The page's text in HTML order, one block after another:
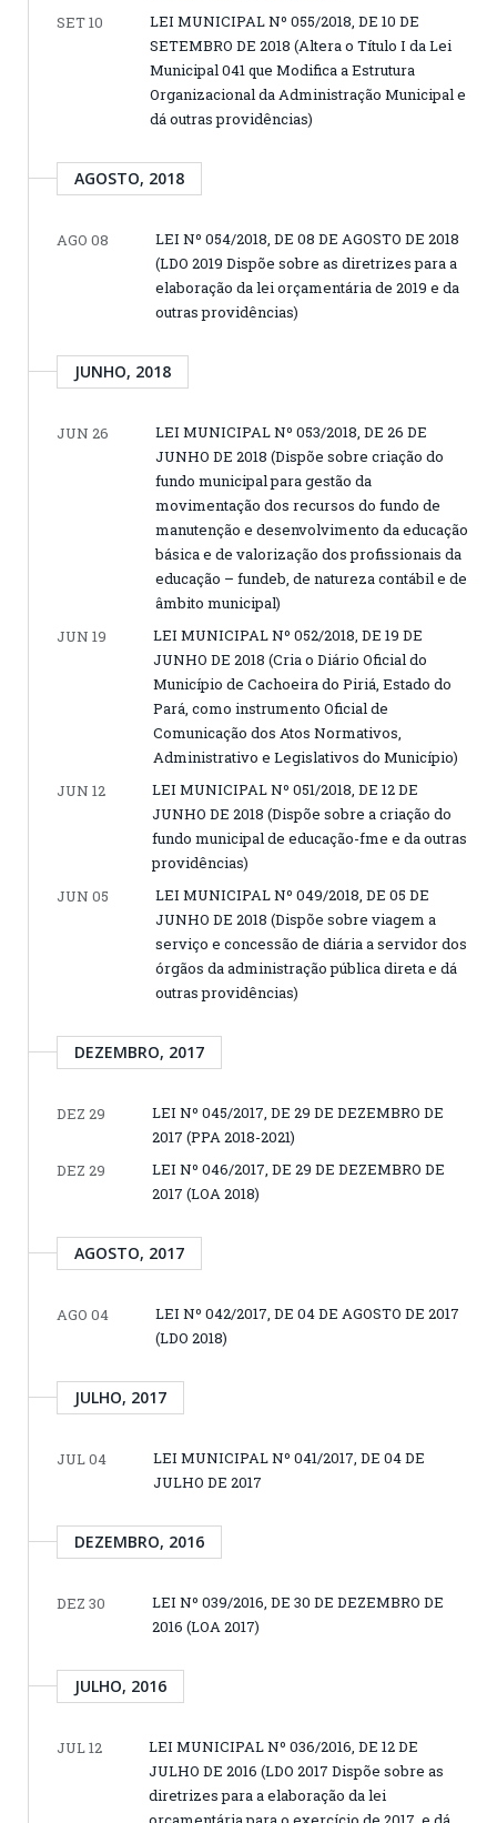
SET 10
LEI MUNICIPAL Nº 055/2018, DE 10 DE
SETEMBRO DE 2018 (Altera o Título I da Lei
Municipal 041 que Modifica a Estrutura
Organizacional da Administração Municipal e
dá outras providências)
AGOSTO, 2018
AGO 08
LEI Nº 054/2018, DE 08 DE AGOSTO DE 2018
(LDO 2019 Dispõe sobre as diretrizes para a
elaboração da lei orçamentária de 2019 e da
outras providências)
JUNHO, 2018
JUN 26
LEI MUNICIPAL Nº 053/2018, DE 26 DE
JUNHO DE 2018 (Dispõe sobre criação do
fundo municipal para gestão da
movimentação dos recursos do fundo de
manutenção e desenvolvimento da educação
básica e de valorização dos profissionais da
educação – fundeb, de natureza contábil e de
âmbito municipal)
JUN 19
LEI MUNICIPAL Nº 052/2018, DE 19 DE
JUNHO DE 2018 (Cria o Diário Oficial do
Município de Cachoeira do Piriá, Estado do
Pará, como instrumento Oficial de
Comunicação dos Atos Normativos,
Administrativo e Legislativos do Município)
JUN 12
LEI MUNICIPAL Nº 051/2018, DE 12 DE
JUNHO DE 2018 (Dispõe sobre a criação do
fundo municipal de educação-fme e da outras
providências)
JUN 05
LEI MUNICIPAL Nº 049/2018, DE 05 DE
JUNHO DE 2018 (Dispõe sobre viagem a
serviço e concessão de diária a servidor dos
órgãos da administração pública direta e dá
outras providências)
DEZEMBRO, 2017
DEZ 29
LEI Nº 045/2017, DE 29 DE DEZEMBRO DE
2017 (PPA 2018-2021)
DEZ 29
LEI Nº 046/2017, DE 29 DE DEZEMBRO DE
2017 (LOA 2018)
AGOSTO, 2017
AGO 04
LEI Nº 042/2017, DE 04 DE AGOSTO DE 2017
(LDO 2018)
JULHO, 2017
JUL 04
LEI MUNICIPAL Nº 041/2017, DE 04 DE
JULHO DE 2017
DEZEMBRO, 2016
DEZ 30
LEI Nº 039/2016, DE 30 DE DEZEMBRO DE
2016 (LOA 2017)
JULHO, 2016
JUL 12
LEI MUNICIPAL Nº 036/2016, DE 12 DE
JULHO DE 2016 (LDO 2017 Dispõe sobre as
diretrizes para a elaboração da lei